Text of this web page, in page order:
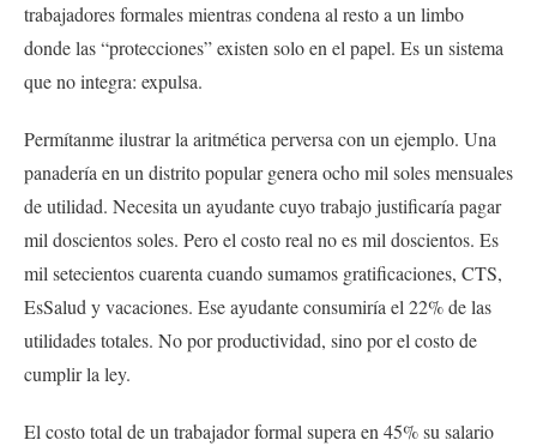
trabajadores formales mientras condena al resto a un limbo
donde las “protecciones” existen solo en el papel. Es un sistema
que no integra: expulsa.
Permítanme ilustrar la aritmética perversa con un ejemplo. Una
panadería en un distrito popular genera ocho mil soles mensuales
de utilidad. Necesita un ayudante cuyo trabajo justificaría pagar
mil doscientos soles. Pero el costo real no es mil doscientos. Es
mil setecientos cuarenta cuando sumamos gratificaciones, CTS,
EsSalud y vacaciones. Ese ayudante consumiría el 22% de las
utilidades totales. No por productividad, sino por el costo de
cumplir la ley.
El costo total de un trabajador formal supera en 45% su salario